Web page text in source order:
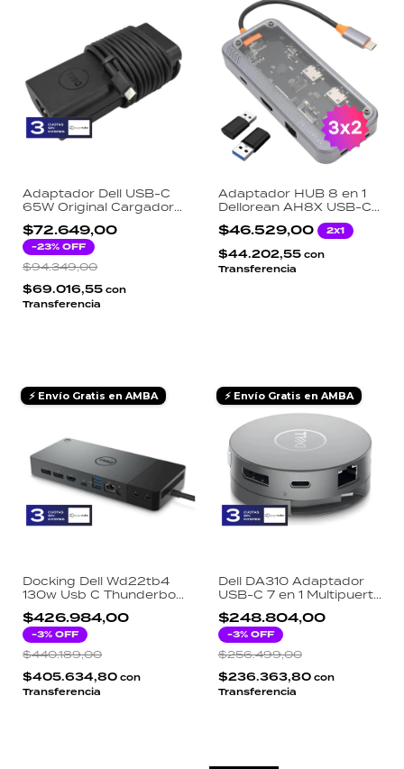
Adaptador Dell USB-C
65W Original Cargador
2NFMW 450-BFFL
$72.649,00
-23% OFF
$94.349,00
$69.016,55 con
Transferencia
Adaptador HUB 8 en 1
Dellorean AH8X USB-C
MacBook HDMI 4K
Ethernet Gigabit RJ45
SD TF PD 87W
$46.529,00 2x1
$44.202,55 con
Transferencia
⚡ Envío Gratis en AMBA
Docking Dell Wd22tb4
130w Usb C Thunderbolt
Hdmi D-port Rj45
$426.984,00
-3% OFF
$440.189,00
$405.634,80 con
Transferencia
⚡ Envío Gratis en AMBA
Dell DA310 Adaptador
USB-C 7 en 1 Multipuerto
4K 60Hz HDMI DP VGA
RJ45
$248.804,00
-3% OFF
$256.499,00
$236.363,80 con
Transferencia